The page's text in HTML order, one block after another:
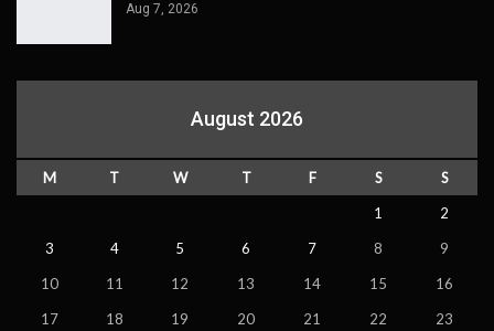
Aug 7, 2026
August 2026
M T W T F S
S
1
2
3
4 5 6 7 8
9
10
11 12 13 14 15
16
17
18 19 20 21 22
23